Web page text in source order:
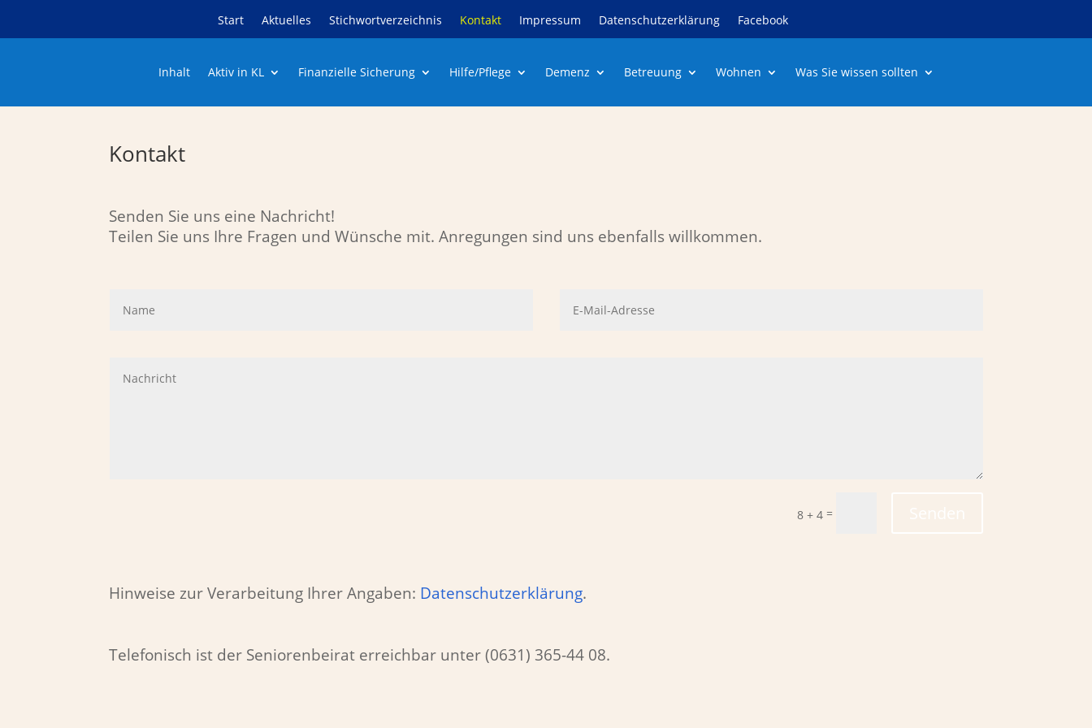
Start Aktuelles Stichwortverzeichnis Kontakt Impressum Datenschutzerklärung Facebook
Inhalt Aktiv in KL Finanzielle Sicherung Hilfe/Pflege Demenz Betreuung Wohnen Was Sie wissen sollten
Kontakt
Senden Sie uns eine Nachricht!
Teilen Sie uns Ihre Fragen und Wünsche mit.Anregungen sind uns ebenfalls willkommen.
8 + 4=
Hinweise zur Verarbeitung Ihrer Angaben: Datenschutzerklärung.
Telefonisch ist der Seniorenbeirat erreichbar unter (0631) 365-44 08.